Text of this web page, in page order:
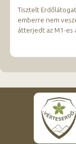
Tisztelt
emberre nem
átterjedt az M1-es